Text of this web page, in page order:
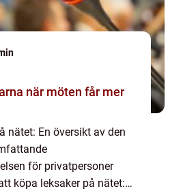
får mer
nätet: En översikt av den
för privatpersoner
köpa leksaker på nätet: